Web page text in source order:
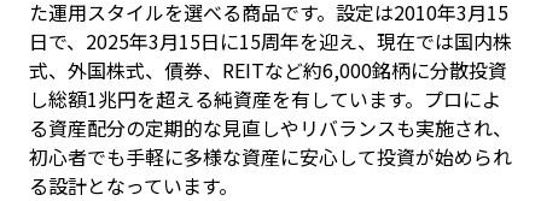
た運用スタイルを選べる商品です。設定は2010年3月15
日で、2025年3月15日に15周年を迎え、現在では国内株
式、外国株式、債券、REITなど約6,000銘柄に分散投資
し総額1兆円を超える純資産を有しています。プロによ
る資産配分の定期的な見直しやリバランスも実施され、
初心者でも手軽に多様な資産に安心して投資が始められ
る設計となっています。